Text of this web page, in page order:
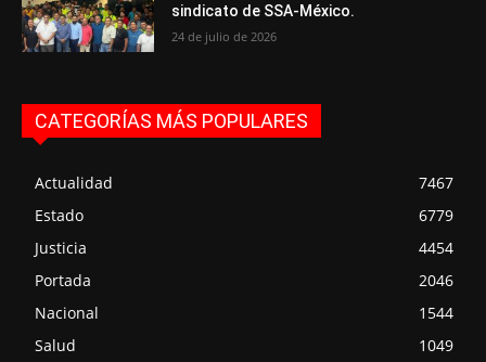
sindicato de SSA-México.
24 de julio de 2026
CATEGORÍAS MÁS POPULARES
Actualidad
7467
Estado
6779
Justicia
4454
Portada
2046
Nacional
1544
Salud
1049